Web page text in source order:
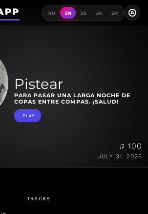
RU EN ES JA ZH A
Pistear
PARA PASAR UNA LARGA NOCHE DE
COPAS ENTRE COMPAS. ¡SALUD!
PLAY
♫ 100
JULY 31, 2026
TRACKS